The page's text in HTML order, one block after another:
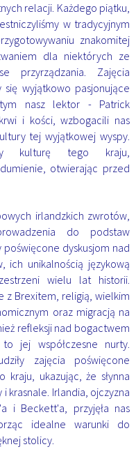
relacji. Każdego piątku,
w tradycyjnym
znakomitej
dla niektórych ze
przyrządzania. Zajęcia
się wyjątkowo pasjonujące
tym nasz lektor - Patrick
i kości, wzbogacili nas
tej wyjątkowej wyspy.
kulturę tego kraju,
otwierając przed
irlandzkich zwrotów,
do podstaw
poświęcone dyskusjom nad
ich unikalnością językową
wielu lat historii.
z Brexitem, religią, wielkim
oraz migracją na
refleksji nad bogactwem
to jej współczesne nurty.
zajęcia poświęcone
kraju, ukazując, że słynna
krasnale. Irlandia, ojczyzna
i Beckett'a, przyjęła nas
idealne warunki do
stolicy.